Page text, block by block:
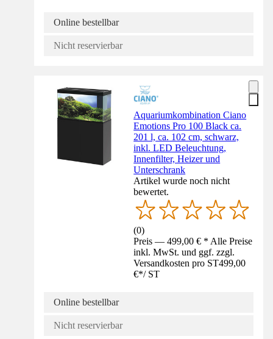
Online bestellbar
Nicht reservierbar
Aquariumkombination Ciano
Emotions Pro 100 Black ca.
201 l, ca. 102 cm, schwarz,
inkl. LED Beleuchtung,
Innenfilter, Heizer und
Unterschrank
Artikel wurde noch nicht
bewertet.
(0)
Preis — 499,00 € * Alle Preise
inkl. MwSt. und ggf. zzgl.
Versandkosten pro ST499,00
€*/ ST
Online bestellbar
Nicht reservierbar